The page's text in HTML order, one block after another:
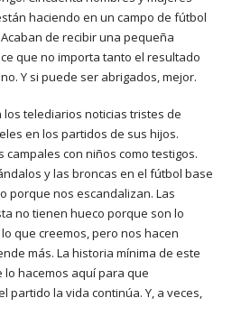
haciendo en un campo de fútbol
de recibir una pequeña
que no importa tanto el resultado
Y si puede ser abrigados, mejor.
telediarios noticias tristes de
en los partidos de sus hijos.
con niños como testigos.
y las broncas en el fútbol base
porque nos escandalizan. Las
no tienen hueco porque son lo
que creemos, pero nos hacen
más. La historia mínima de este
lo hacemos aquí para que
la vida continúa. Y, a veces,